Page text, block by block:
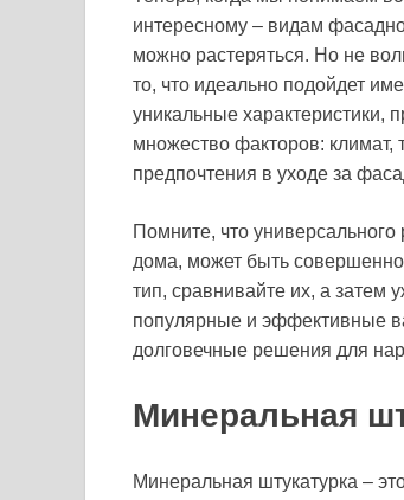
интересному – видам
можно растеряться. Но не
то, что идеально подойдет
уникальные характеристики,
множество факторов:
предпочтения в уходе за
Помните, что
дома, может быть
тип, сравнивайте их, а
популярные и эффективные
долговечные решения для
Минеральная
Минеральная штукатурка –